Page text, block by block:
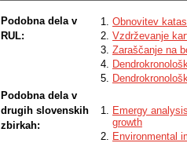
Podobna dela v
RUL:
Obnovitev
Vzdrževanje
Zaraščanje na
Podobna dela v
drugih slovenskih
zbirkah:
Emergy
growth
Environmental